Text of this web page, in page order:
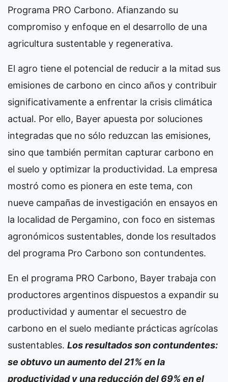
Programa PRO Carbono. Afianzando su
compromiso y enfoque en el desarrollo de una
agricultura sustentable y regenerativa.
El agro tiene el potencial de reducir a la mitad sus
emisiones de carbono en cinco años y contribuir
significativamente a enfrentar la crisis climática
actual. Por ello, Bayer apuesta por soluciones
integradas que no sólo reduzcan las emisiones,
sino que también permitan capturar carbono en
el suelo y optimizar la productividad. La empresa
mostró como es pionera en este tema, con
nueve campañas de investigación en ensayos en
la localidad de Pergamino, con foco en sistemas
agronómicos sustentables, donde los resultados
del programa Pro Carbono son contundentes.
En el programa PRO Carbono, Bayer trabaja con
productores argentinos dispuestos a expandir su
productividad y aumentar el secuestro de
carbono en el suelo mediante prácticas agrícolas
sustentables. Los resultados son contundentes:
se obtuvo un aumento del 21% en la
productividad y una reducción del 69% en el